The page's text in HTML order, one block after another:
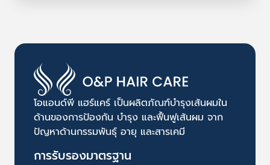
โอแอนด์พี แฮร์แคร์ เป็นผลิตภัณฑ์บำรุงเส้นผมใน
ด้านของการป้องกัน บำรุง และฟื้นฟูเส้นผม จาก
ปัญหาด้านกรรมพันธุ์ อายุ และสารเคมี
การรับรองมาตรฐาน